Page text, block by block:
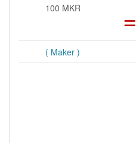
100 MKR
=
( Maker )